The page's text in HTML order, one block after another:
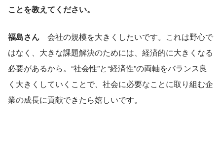
ことを教えてください。
福島さん 会社の規模を大きくしたいです。これは野心で
はなく、大きな課題解決のためには、経済的に大きくなる
必要があるから。“社会性”と“経済性”の両軸をバランス良
く大きくしていくことで、社会に必要なことに取り組む企
業の成長に貢献できたら嬉しいです。